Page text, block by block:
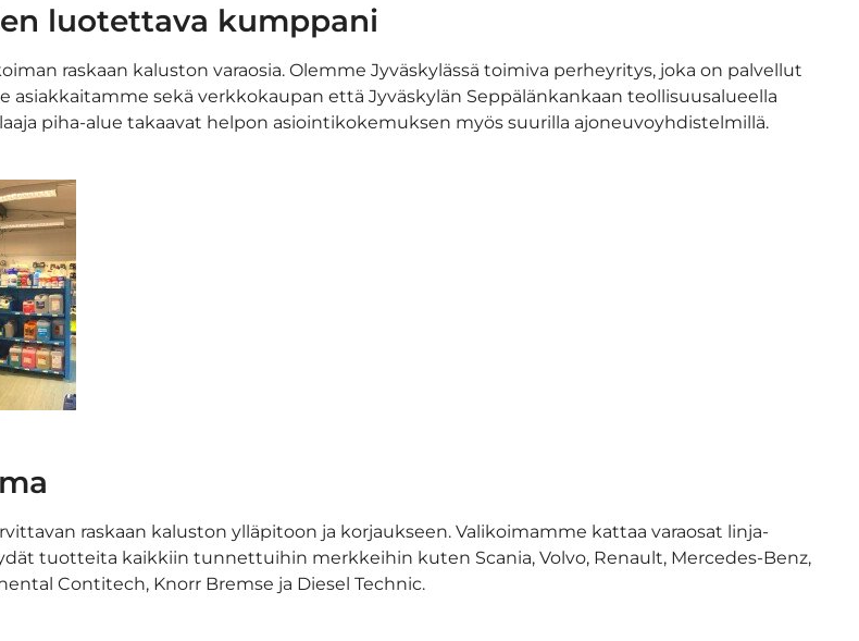
luotettava kumppani
raskaan kaluston varaosia. Olemme Jyväskylässä toimiva perheyritys, joka on palvellut
sekä verkkokaupan että Jyväskylän Seppälänkankaan teollisuusalueella
piha-alue takaavat helpon asiointikokemuksen myös suurilla ajoneuvoyhdistelmillä.
raskaan kaluston ylläpitoon ja korjaukseen. Valikoimamme kattaa varaosat linja-
tuotteita kaikkiin tunnettuihin merkkeihin kuten Scania, Volvo, Renault, Mercedes-Benz,
Contitech, Knorr Bremse ja Diesel Technic.